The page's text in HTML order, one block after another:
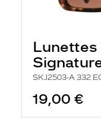
Lunettes
SKJ2503-A 332
19,00 €